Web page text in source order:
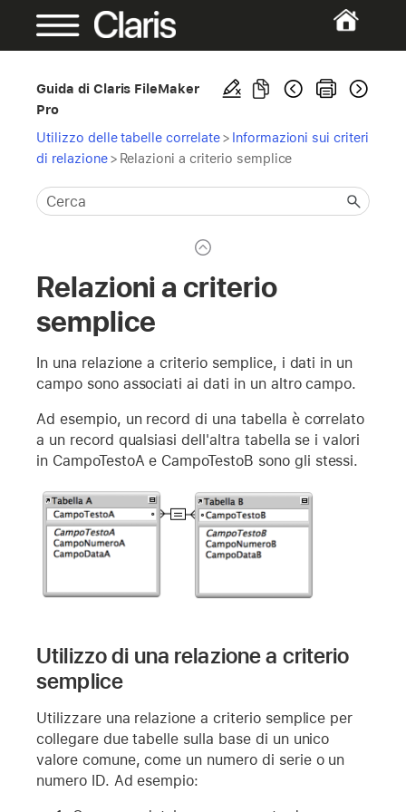
Guida di Claris FileMaker
Pro
Utilizzo delle tabelle correlate> Informazioni sui criteri
di relazione > Relazioni a criterio semplice
Relazioni a criterio
semplice
In una relazione a criterio semplice, i dati in un
campo sono associati ai dati in un altro campo.
Ad esempio, un record di una tabella è correlato
a un record qualsiasi dell'altra tabella se i valori
in CampoTestoA e CampoTestoB sono gli stessi.
Utilizzo di una relazione a criterio
semplice
Utilizzare una relazione a criterio semplice per
collegare due tabelle sulla base di un unico
valore comune, come un numero di serie o un
numero ID. Ad esempio: